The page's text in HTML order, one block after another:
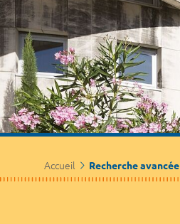
Accueil Recherche avancée